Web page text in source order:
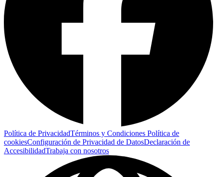
Política de PrivacidadTérminos y Condiciones Política de
cookiesConfiguración de Privacidad de DatosDeclaración de
AccesibilidadTrabaja con nosotros